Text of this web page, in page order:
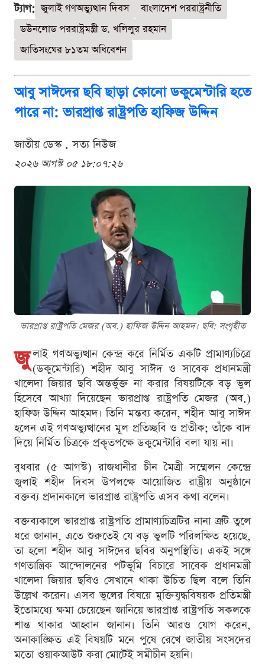
ট্যাগ: জুলাই গণঅভ্যুত্থান দিবস
বাংলাদেশ পররাষ্ট্রনীতি
ডউনলোড পররাষ্ট্রমন্ত্রী ড. খলিলুর রহমান
জাতিসংঘের ৮১তম অধিবেশন
আবু সাঈদের ছবি ছাড়া কোনো ডকুমেন্টারি হতে
পারে না: ভারপ্রাপ্ত রাষ্ট্রপতি হাফিজ উদ্দিন
জাতীয় ডেস্ক . সত্য নিউজ
২০২৬ আগস্ট ০৫ ১৮:০৭:২৬
ভারপ্রাপ্ত রাষ্ট্রপতি মেজর (অব.) হাফিজ উদ্দিন আহমদ। ছবি: সংগৃহীত
জু লাই গণঅভ্যুত্থান কেন্দ্র করে নির্মিত একটি প্রামাণ্যচিত্রে
(ডকুমেন্টারি) শহীদ আবু সাঈদ ও সাবেক প্রধানমন্ত্রী
খালেদা জিয়ার ছবি অন্তর্ভুক্ত না করার বিষয়টিকে বড় ভুল
হিসেবে আখ্যা দিয়েছেন ভারপ্রাপ্ত রাষ্ট্রপতি মেজর (অব.)
হাফিজ উদ্দিন আহমদ। তিনি মন্তব্য করেন, শহীদ আবু সাঈদ
হলেন এই গণঅভ্যুত্থানের মূল প্রতিচ্ছবি ও প্রতীক; তাঁকে বাদ
দিয়ে নির্মিত চিত্রকে প্রকৃতপক্ষে ডকুমেন্টারি বলা যায় না।
বুধবার (৫ আগস্ট) রাজধানীর চীন মৈত্রী সম্মেলন কেন্দ্রে
জুলাই শহীদ দিবস উপলক্ষে আয়োজিত রাষ্ট্রীয় অনুষ্ঠানে
বক্তব্য প্রদানকালে ভারপ্রাপ্ত রাষ্ট্রপতি এসব কথা বলেন।
বক্তব্যকালে ভারপ্রাপ্ত রাষ্ট্রপতি প্রামাণ্যচিত্রটির নানা ত্রুটি তুলে
ধরে জানান, এতে শুরুতেই যে বড় ভুলটি পরিলক্ষিত হয়েছে,
তা হলো শহীদ আবু সাঈদের ছবির অনুপস্থিতি। একই সঙ্গে
গণতান্ত্রিক আন্দোলনের পটভূমি বিচারে সাবেক প্রধানমন্ত্রী
খালেদা জিয়ার ছবিও সেখানে থাকা উচিত ছিল বলে তিনি
উল্লেখ করেন। এসব ভুলের বিষয়ে মুক্তিযুদ্ধবিষয়ক প্রতিমন্ত্রী
ইতোমধ্যে ক্ষমা চেয়েছেন জানিয়ে ভারপ্রাপ্ত রাষ্ট্রপতি সকলকে
শান্ত থাকার আহ্বান জানান। তিনি আরও যোগ করেন,
অনাকাঙ্ক্ষিত এই বিষয়টি মনে পুষে রেখে জাতীয় সংসদের
মতো ওয়াকআউট করা মোটেই সমীচীন হয়নি।